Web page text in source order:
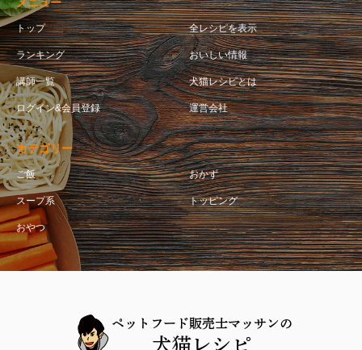
メニュー
トップ 全レシピを表示
ランキング おいしい情報
講師一覧 犬猫レシピとは
ログイン&会員登録 運営会社
カテゴリー
ご飯 おかず
スープ系 トッピング
おやつ